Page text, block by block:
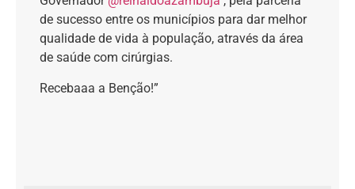
de sucesso entre os municípios para dar melhor
qualidade de vida à população, através da área
de saúde com cirúrgias.
Recebaaa a Benção!”